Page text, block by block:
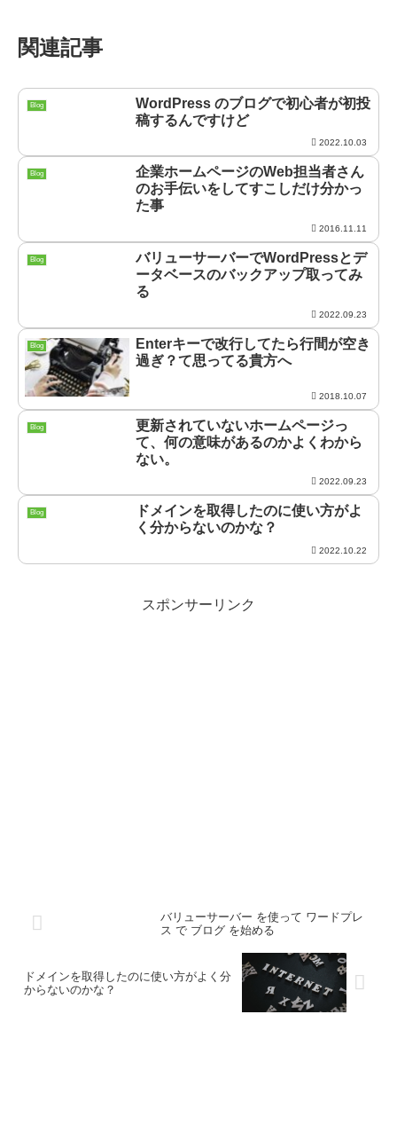
関連記事
Blog
WordPress のブログで初心者が初投
稿するんですけど
2022.10.03
Blog
企業ホームページのWeb担当者さん
のお手伝いをしてすこしだけ分かっ
た事
2016.11.11
Blog
バリューサーバーでWordPressとデ
ータベースのバックアップ取ってみ
る
2022.09.23
Blog
Enterキーで改行してたら行間が空き
過ぎ？て思ってる貴方へ
2018.10.07
Blog
更新されていないホームページっ
て、何の意味があるのかよくわから
ない。
2022.09.23
Blog
ドメインを取得したのに使い方がよ
く分からないのかな？
2022.10.22
スポンサーリンク
バリューサーバー を使って ワードプレ
ス で ブログ を始める
ドメインを取得したのに使い方がよく分
からないのかな？